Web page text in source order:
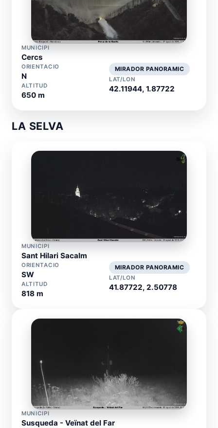
MUNICIPI
Cercs
ORIENTACIO
N
ALTITUD
650 m
MIRADOR PANORAMIC
LAT/LON
42.11944, 1.87722
LA SELVA
MUNICIPI
Sant Hilari Sacalm
ORIENTACIO
SW
ALTITUD
818 m
MIRADOR PANORAMIC
LAT/LON
41.87722, 2.50778
MUNICIPI
Susqueda - Veïnat del Far